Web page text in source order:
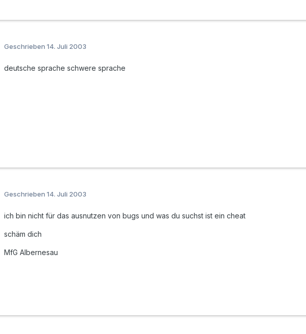
Geschrieben 14. Juli 2003
deutsche sprache schwere sprache
Geschrieben 14. Juli 2003
ich bin nicht für das ausnutzen von bugs und was du suchst ist ein cheat
schäm dich
MfG Albernesau